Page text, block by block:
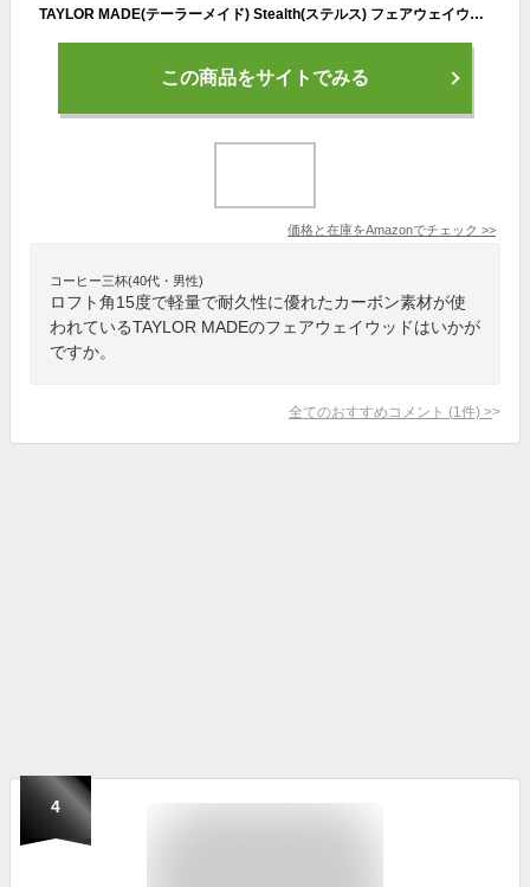
TAYLOR MADE(テーラーメイド) Stealth(ステルス) フェアウェイウッド カーボンシャフト メンズゴルフクラブ 右用 W#3 ロフト角 : 15 フレックス : S
この商品をサイトでみる
価格と在庫をAmazonでチェック >>
コーヒー三杯(40代・男性)
ロフト角15度で軽量で耐久性に優れたカーボン素材が使
われているTAYLOR MADEのフェアウェイウッドはいかが
ですか。
全てのおすすめコメント (1 件) >
4